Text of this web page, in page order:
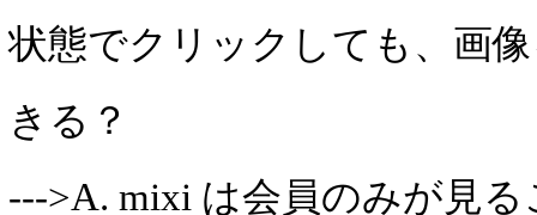
状態でクリックしても、画
きる？
--->A. mixi は会員のみが見